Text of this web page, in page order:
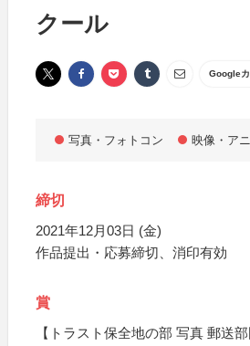
クール
Google
写真・フォトコン 映像・ア
締切
2021年12月03日 (金)
作品提出・応募締切、消印有効
賞
【トラスト保全地の部 写真 郵送部